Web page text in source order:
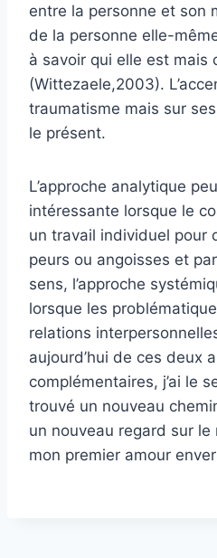
entre la personne et son
de la personne elle-
à savoir qui elle est mais
(Wittezaele,2003).
traumatisme mais sur
le présent.
L’approche analytique
intéressante lorsque le
un travail individuel pour
peurs ou angoisses et
sens, l’approche
lorsque les
relations
aujourd’hui de ces deux
complémentaires, j’ai le
trouvé un nouveau
un nouveau regard sur
mon premier amour